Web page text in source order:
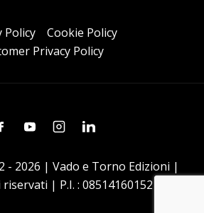
Policy
Cookie Policy
Privacy Policy
YoutubeInstagramLinkedin
- 2026 | Vado e Torno Edizioni |
| P.I. : 08514160152